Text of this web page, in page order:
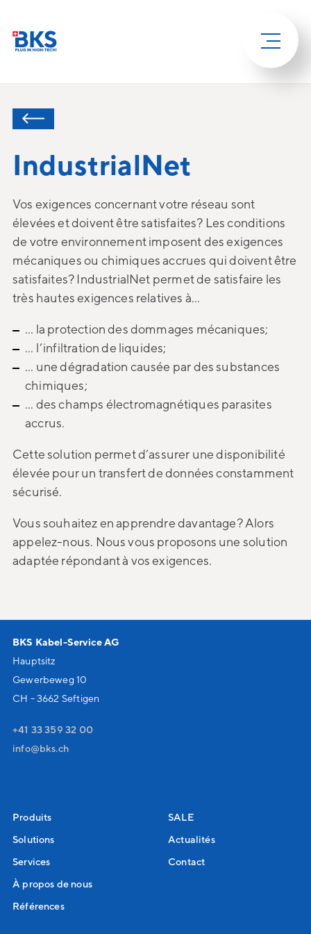
IndustrialNet
Vos exigences concernant votre réseau sont
élevées et doivent être satisfaites? Les conditions
de votre environnement imposent des exigences
mécaniques ou chimiques accrues qui doivent être
satisfaites? IndustrialNet permet de satisfaire les
très hautes exigences relatives à...
... la protection des dommages mécaniques;
... l’infiltration de liquides;
... une dégradation causée par des substances
chimiques;
... des champs électromagnétiques parasites
accrus.
Cette solution permet d’assurer une disponibilité
élevée pour un transfert de données constamment
sécurisé.
Vous souhaitez en apprendre davantage? Alors
appelez-nous. Nous vous proposons une solution
adaptée répondant à vos exigences.
BKS Kabel-Service AG
Hauptsitz
Gewerbeweg 10
CH - 3662 Seftigen
+41 33 359 32 00
nf
bks ch
Produits
Solutions
Services
À propos de nous
Références
SALE
Actualités
Contact